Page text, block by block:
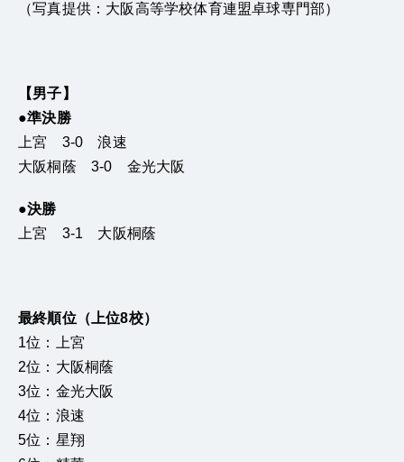
（写真提供：大阪高等学校体育連盟卓球専門部）
【男子】
●準決勝
上宮 3-0 浪速
大阪桐蔭 3-0 金光大阪
●決勝
上宮 3-1 大阪桐蔭
最終順位（上位8校）
1位：上宮
2位：大阪桐蔭
3位：金光大阪
4位：浪速
5位：星翔